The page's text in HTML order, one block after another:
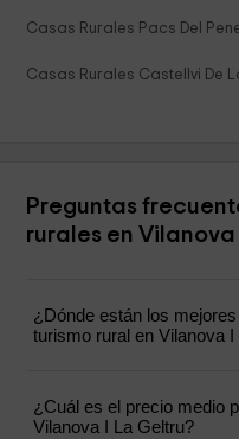
Casas Rurales Pacs Del
Casas Rurales Castellvi De
Preguntas
rurales en Vilanova
¿Dónde están los
turismo rural en Vilanova
¿Cuál es el precio medio
Vilanova I La Geltru?